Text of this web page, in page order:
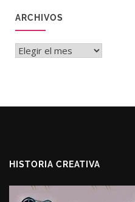
ARCHIVOS
Archivos
HISTORIA CREATIVA